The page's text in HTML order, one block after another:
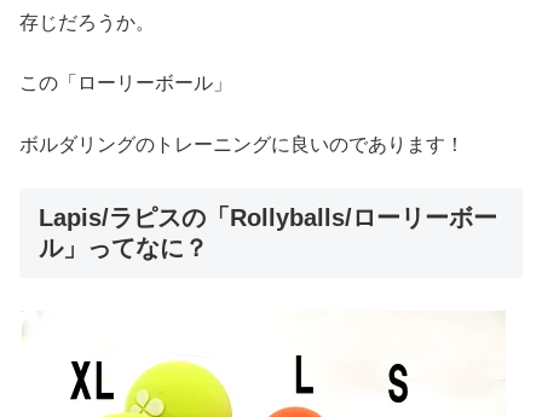
存じだろうか。
この「ローリーボール」
ボルダリングのトレーニングに良いのであります！
Lapis/ラピスの「Rollyballs/ローリーボー
ル」ってなに？